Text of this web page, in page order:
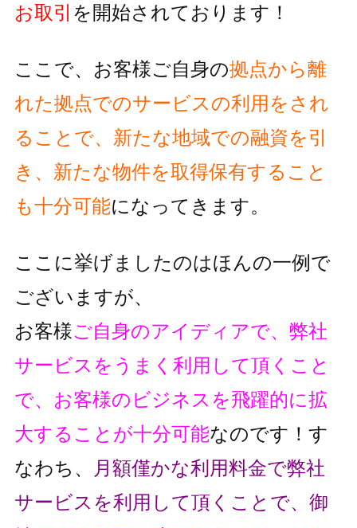
お取引 を開始されております！
ここで、お客様ご自身の拠点から離
れた拠点でのサービスの利用をされ
ることで、 新たな地域での融資を引
き、新たな物件を取得保有すること
も十分可能になってきます。
ここに挙げましたのはほんの一例で
ございますが、
お客様ご自身のアイディアで、弊社
サービスをうまく利用して頂くこと
で、 お客様のビジネスを飛躍的に拡
大することが十分可能なのです！ す
なわち、
月額僅かな利用料金で弊社
サービスを利用して頂くことで、 御